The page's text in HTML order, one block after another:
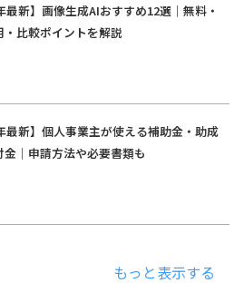
最新】画像生成AIおすすめ12選｜無料・
・比較ポイントを解説
最新】個人事業主が使える補助金・助成
金｜申請方法や必要書類も
もっと表示する